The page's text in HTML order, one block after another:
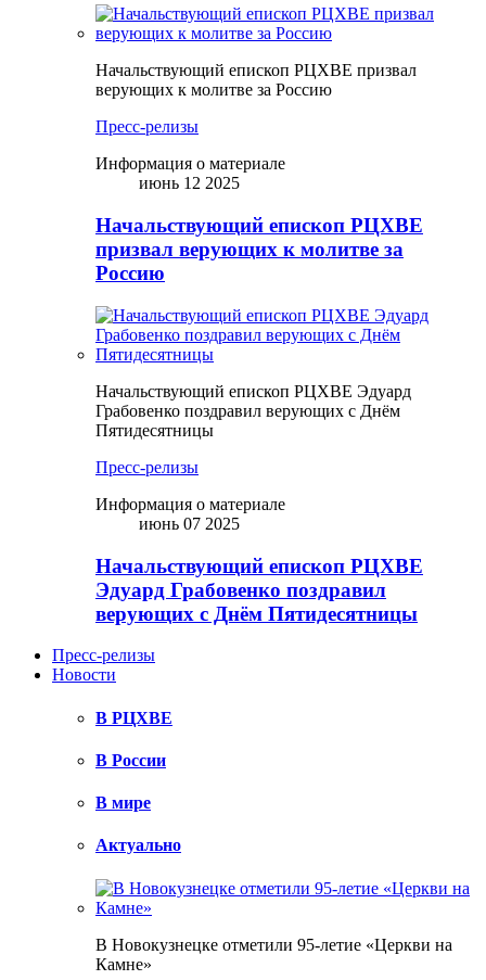
Начальствующий епископ РЦХВЕ призвал
верующих к молитве за Россию
Пресс-релизы
Информация о материале
июнь 12 2025
Начальствующий епископ РЦХВЕ
призвал верующих к молитве за
Россию
Начальствующий епископ РЦХВЕ Эдуард
Грабовенко поздравил верующих с Днём
Пятидесятницы
Пресс-релизы
Информация о материале
июнь 07 2025
Начальствующий епископ РЦХВЕ
Эдуард Грабовенко поздравил
верующих с Днём Пятидесятницы
Пресс-релизы
Новости
В РЦХВЕ
В России
В мире
Актуально
В Новокузнецке отметили 95-летие «Церкви на
Камне»